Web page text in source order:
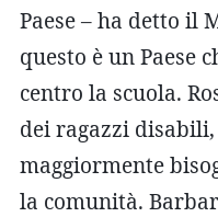
Paese – ha detto il
questo è un Paese
centro la scuola.
dei ragazzi
maggiormente
la comunità.